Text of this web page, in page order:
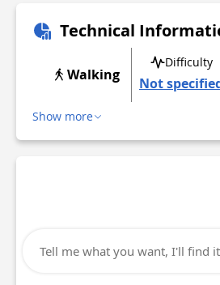
Technical
Walking
Difficulty
Not
Show more
Tell me what you want, I'll find